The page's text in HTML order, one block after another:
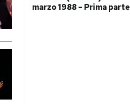
marzo 1988 – Prima parte